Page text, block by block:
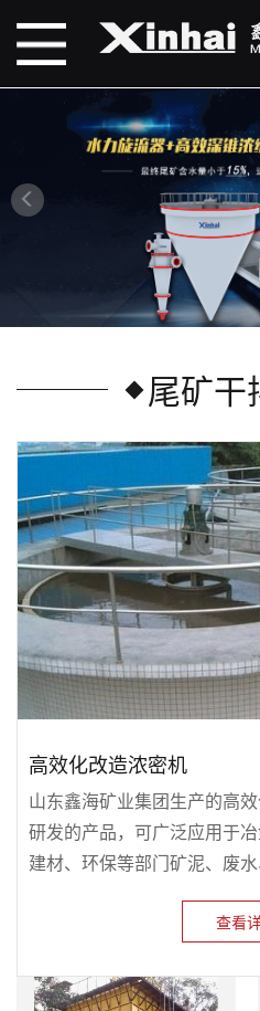
尾矿干
高效化改造浓密机
山东鑫海矿业集团生产的高
研发的产品，可广泛应用于冶
建材、环保等部门矿泥、废水
查看